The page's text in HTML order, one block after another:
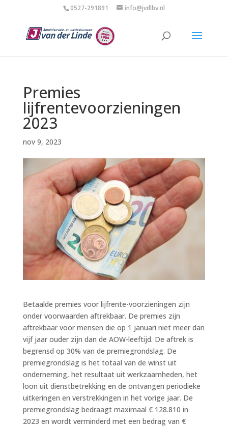
0527-291891 info@jvdlbv.nl
Premies
lijfrentevoorzieningen
2023
nov 9, 2023
Betaalde premies voor lijfrente-voorzieningen zijn
onder voorwaarden aftrekbaar. De premies zijn
aftrekbaar voor mensen die op 1 januari niet meer dan
vijf jaar ouder zijn dan de AOW-leeftijd. De aftrek is
begrensd op 30% van de premiegrondslag. De
premiegrondslag is het totaal van de winst uit
onderneming, het resultaat uit werkzaamheden, het
loon uit dienstbetrekking en de ontvangen periodieke
uitkeringen en verstrekkingen in het vorige jaar. De
premiegrondslag bedraagt maximaal € 128.810 in
2023 en wordt verminderd met een bedrag van €